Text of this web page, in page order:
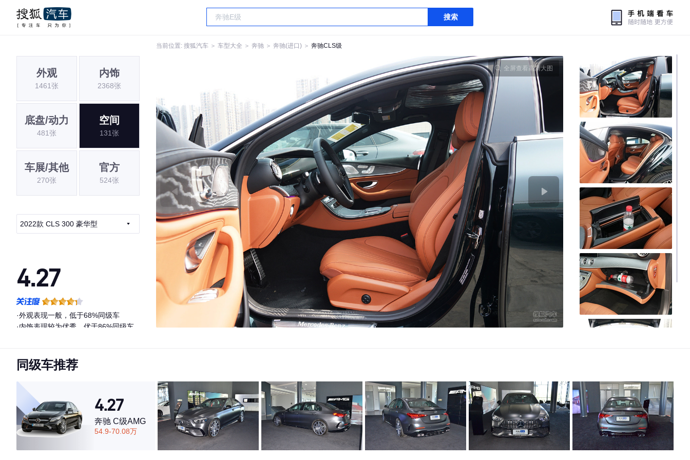
搜索
当前位置: 搜狐汽车 ＞ 车型大全 ＞ 奔驰 ＞ 奔驰(进口) ＞ 奔驰CLS级
外观
1461张
内饰
2368张
底盘/动力
481张
空间
131张
车展/其他
270张
官方
524张
2022款 CLS 300 豪华型
4.27
·外观表现一般，低于68%同级车
·内饰表现较为优秀，优于86%同级车
全屏查看高清大图
同级车推荐
4.27
奔驰 C级AMG
54.9-70.08万